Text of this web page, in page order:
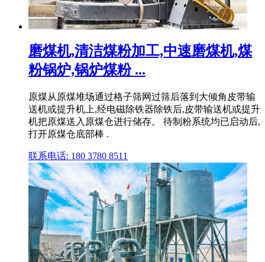
磨煤机,清洁煤粉加工,中速磨煤机,煤
粉锅炉,锅炉煤粉 ...
原煤从原煤堆场通过格子筛网过筛后落到大倾角皮带输
送机或提升机上,经电磁除铁器除铁后,皮带输送机或提升
机把原煤送入原煤仓进行储存。 待制粉系统均已启动后,
打开原煤仓底部棒 .
联系电话: 180 3780 8511